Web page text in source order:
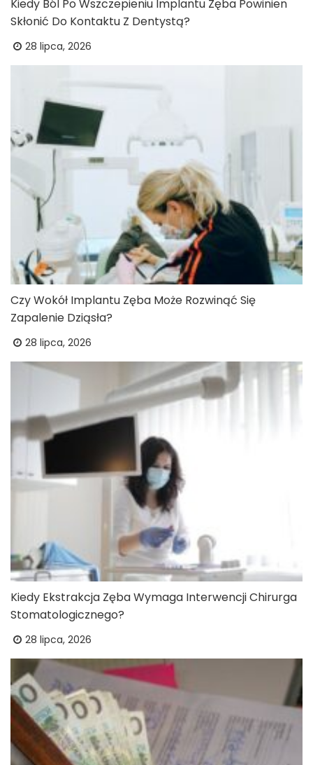
Kiedy Ból Po Wszczepieniu Implantu Zęba Powinien
Skłonić Do Kontaktu Z Dentystą?
28 lipca, 2026
Czy Wokół Implantu Zęba Może Rozwinąć Się
Zapalenie Dziąsła?
28 lipca, 2026
Kiedy Ekstrakcja Zęba Wymaga Interwencji Chirurga
Stomatologicznego?
28 lipca, 2026